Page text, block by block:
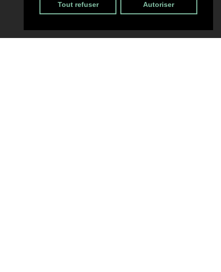
Tout refuser Autoriser